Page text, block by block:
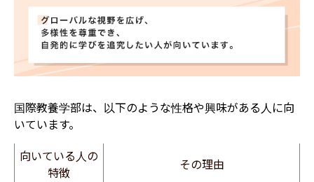
国際教養学部は、以下のような性格や興味がある人に向
いています。
向いている人の
特徴
その理由